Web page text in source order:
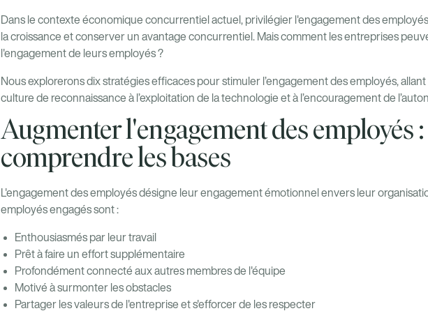
Dans le contexte économique concurrentiel actuel, privilégier l'engagement des
la croissance et conserver un avantage concurrentiel. Mais comment les entreprises
l'engagement de leurs employés ?
Nous explorerons dix stratégies efficaces pour stimuler l’engagement des employés, allant
culture de reconnaissance à l’exploitation de la technologie et à l’encouragement de
Augmenter l'engagement des employés :
comprendre les bases
L'engagement des employés désigne leur engagement émotionnel envers leur
employés engagés sont :
Enthousiasmés par leur travail
Prêt à faire un effort supplémentaire
Profondément connecté aux autres membres de l'équipe
Motivé à surmonter les obstacles
Partager les valeurs de l'entreprise et s'efforcer de les respecter